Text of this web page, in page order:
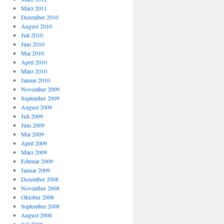
März 2011
Dezember 2010
August 2010
Juli 2010
Juni 2010
Mai 2010
April 2010
März 2010
Januar 2010
November 2009
September 2009
August 2009
Juli 2009
Juni 2009
Mai 2009
April 2009
März 2009
Februar 2009
Januar 2009
Dezember 2008
November 2008
Oktober 2008
September 2008
August 2008